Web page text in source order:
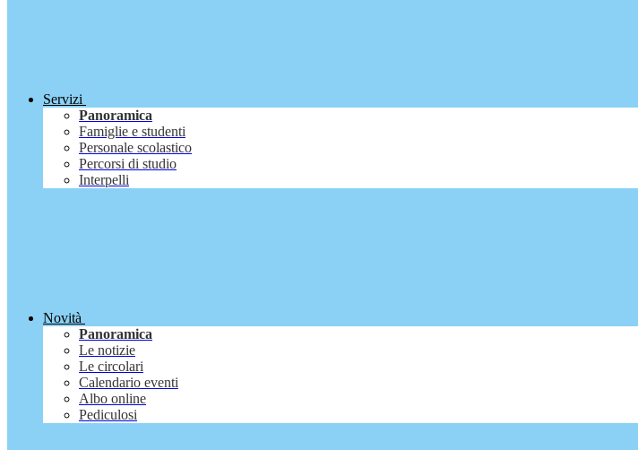
Servizi
Panoramica
Famiglie e studenti
Personale scolastico
Percorsi di studio
Interpelli
Novità
Panoramica
Le notizie
Le circolari
Calendario eventi
Albo online
Pediculosi